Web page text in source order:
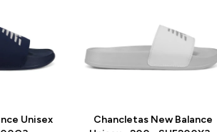
Unisex
Chancletas New Balance